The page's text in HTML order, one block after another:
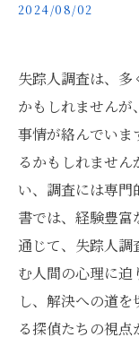
2024/08/02
失踪人調査は、
かもしれませんが
事情が絡んでいま
るかもしれませ
い、調査には専
書では、経験豊富
通じて、失踪人
む人間の心理に迫
し、解決への道
る探偵たちの視